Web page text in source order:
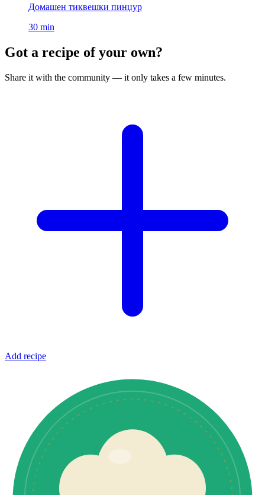
Домашен тиквешки пинџур
30 min
Got a recipe of your own?
Share it with the community — it only takes a few minutes.
Add recipe